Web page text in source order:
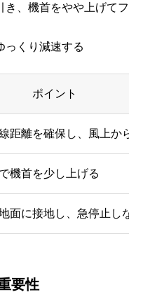
き、機首をやや上げてフ
っくり減速する
ポイント
距離を確保し、風上から
機首を少し上げる
面に接地し、急停止しな
要性